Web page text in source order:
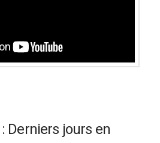
Derniers jours en